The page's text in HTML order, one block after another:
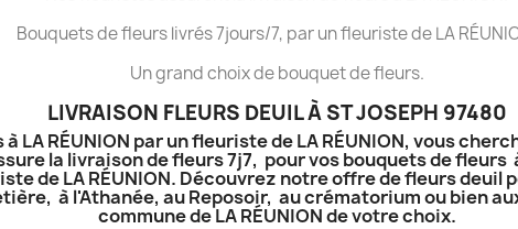
Bouquets de fleurs livrés 7jours/7, par un fleuriste de LA
Un grand choix de bouquet de fleurs.
LIVRAISON FLEURS DEUIL À ST JOSEPH 97480
LA RÉUNION par un fleuriste de LA RÉUNION, vous
la livraison de fleurs 7j7, pour vos bouquets de fleurs
de LA RÉUNION. Découvrez notre offre de fleurs deuil
à l'Athanée, au Reposoir, au crématorium ou bien
commune de LA RÉUNION de votre choix.